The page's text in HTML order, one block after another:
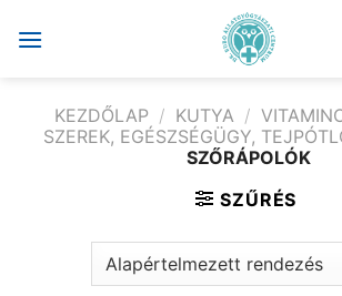
KEZDŐLAP / KUTYA /
SZEREK, EGÉSZSÉGÜGY,
SZŐRÁPOLÓK
SZŰRÉS